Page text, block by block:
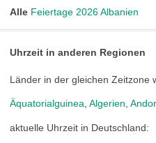
Alle Feiertage 2026 Albanien
Uhrzeit in anderen Regionen
Länder in der gleichen Zeitzone
Äquatorialguinea,Algerien,
aktuelle Uhrzeit in Deutschland: